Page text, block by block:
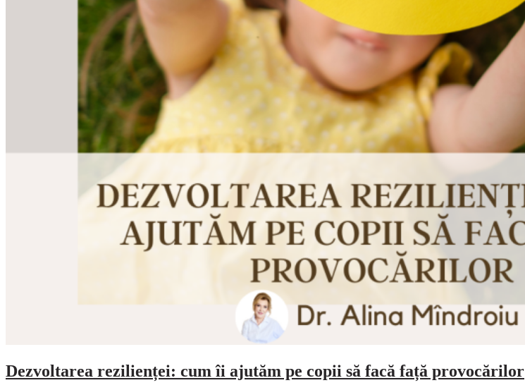
Dezvoltarea rezilienței: cum îi ajutăm pe copii să facă față provocărilor